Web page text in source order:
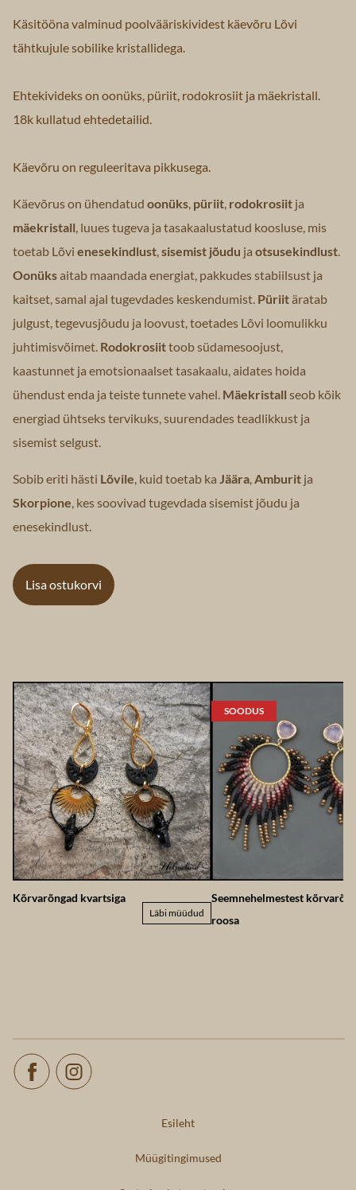
Käsitööna valminud poolvääriskividest käevõru Lõvi
tähtkujule sobilike kristallidega.
Ehtekivideks on oonüks, püriit, rodokrosiit ja mäekristall.
18k kullatud ehtedetailid.
Käevõru on reguleeritava pikkusega.
Käevõrus on ühendatud oonüks, püriit, rodokrosiit ja
mäekristall, luues tugeva ja tasakaalustatud koosluse, mis
toetab Lõvi enesekindlust,sisemist jõudu ja otsusekindlust.
Oonüksaitab maandada energiat, pakkudes stabiilsust ja
kaitset, samal ajal tugevdades keskendumist. Püriitäratab
julgust, tegevusjõudu ja loovust, toetades Lõvi loomulikku
juhtimisvõimet. Rodokrosiittoob südamesoojust,
kaastunnet ja emotsionaalset tasakaalu, aidates hoida
ühendust enda ja teiste tunnete vahel. Mäekristall seob kõik
energiad ühtseks tervikuks, suurendades teadlikkust ja
sisemist selgust.
Sobib eriti hästi Lõvile, kuid toetab ka Jäära,Amburit ja
Skorpione, kes soovivad tugevdada sisemist jõudu ja
enesekindlust.
Lisa ostukorvi
Kõrvarõngad kvartsiga
Läbi müüdud
SOODUS
Seemnehelmestest
roosa
Esileht
Müügitingimused